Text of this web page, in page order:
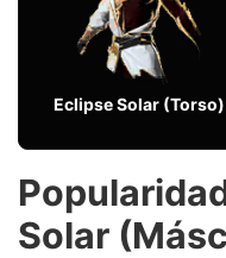
Eclipse Solar (Torso)
Solar